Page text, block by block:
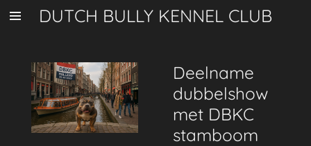
Skip
DUTCH BULLY KENNEL CLUB
Deelname
dubbelshow
met DBKC
stamboom